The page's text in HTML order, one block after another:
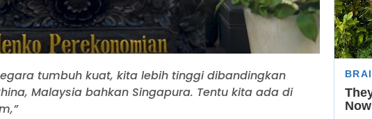
tumbuh kuat, kita lebih tinggi dibandingkan
Malaysia bahkan Singapura. Tentu kita ada di